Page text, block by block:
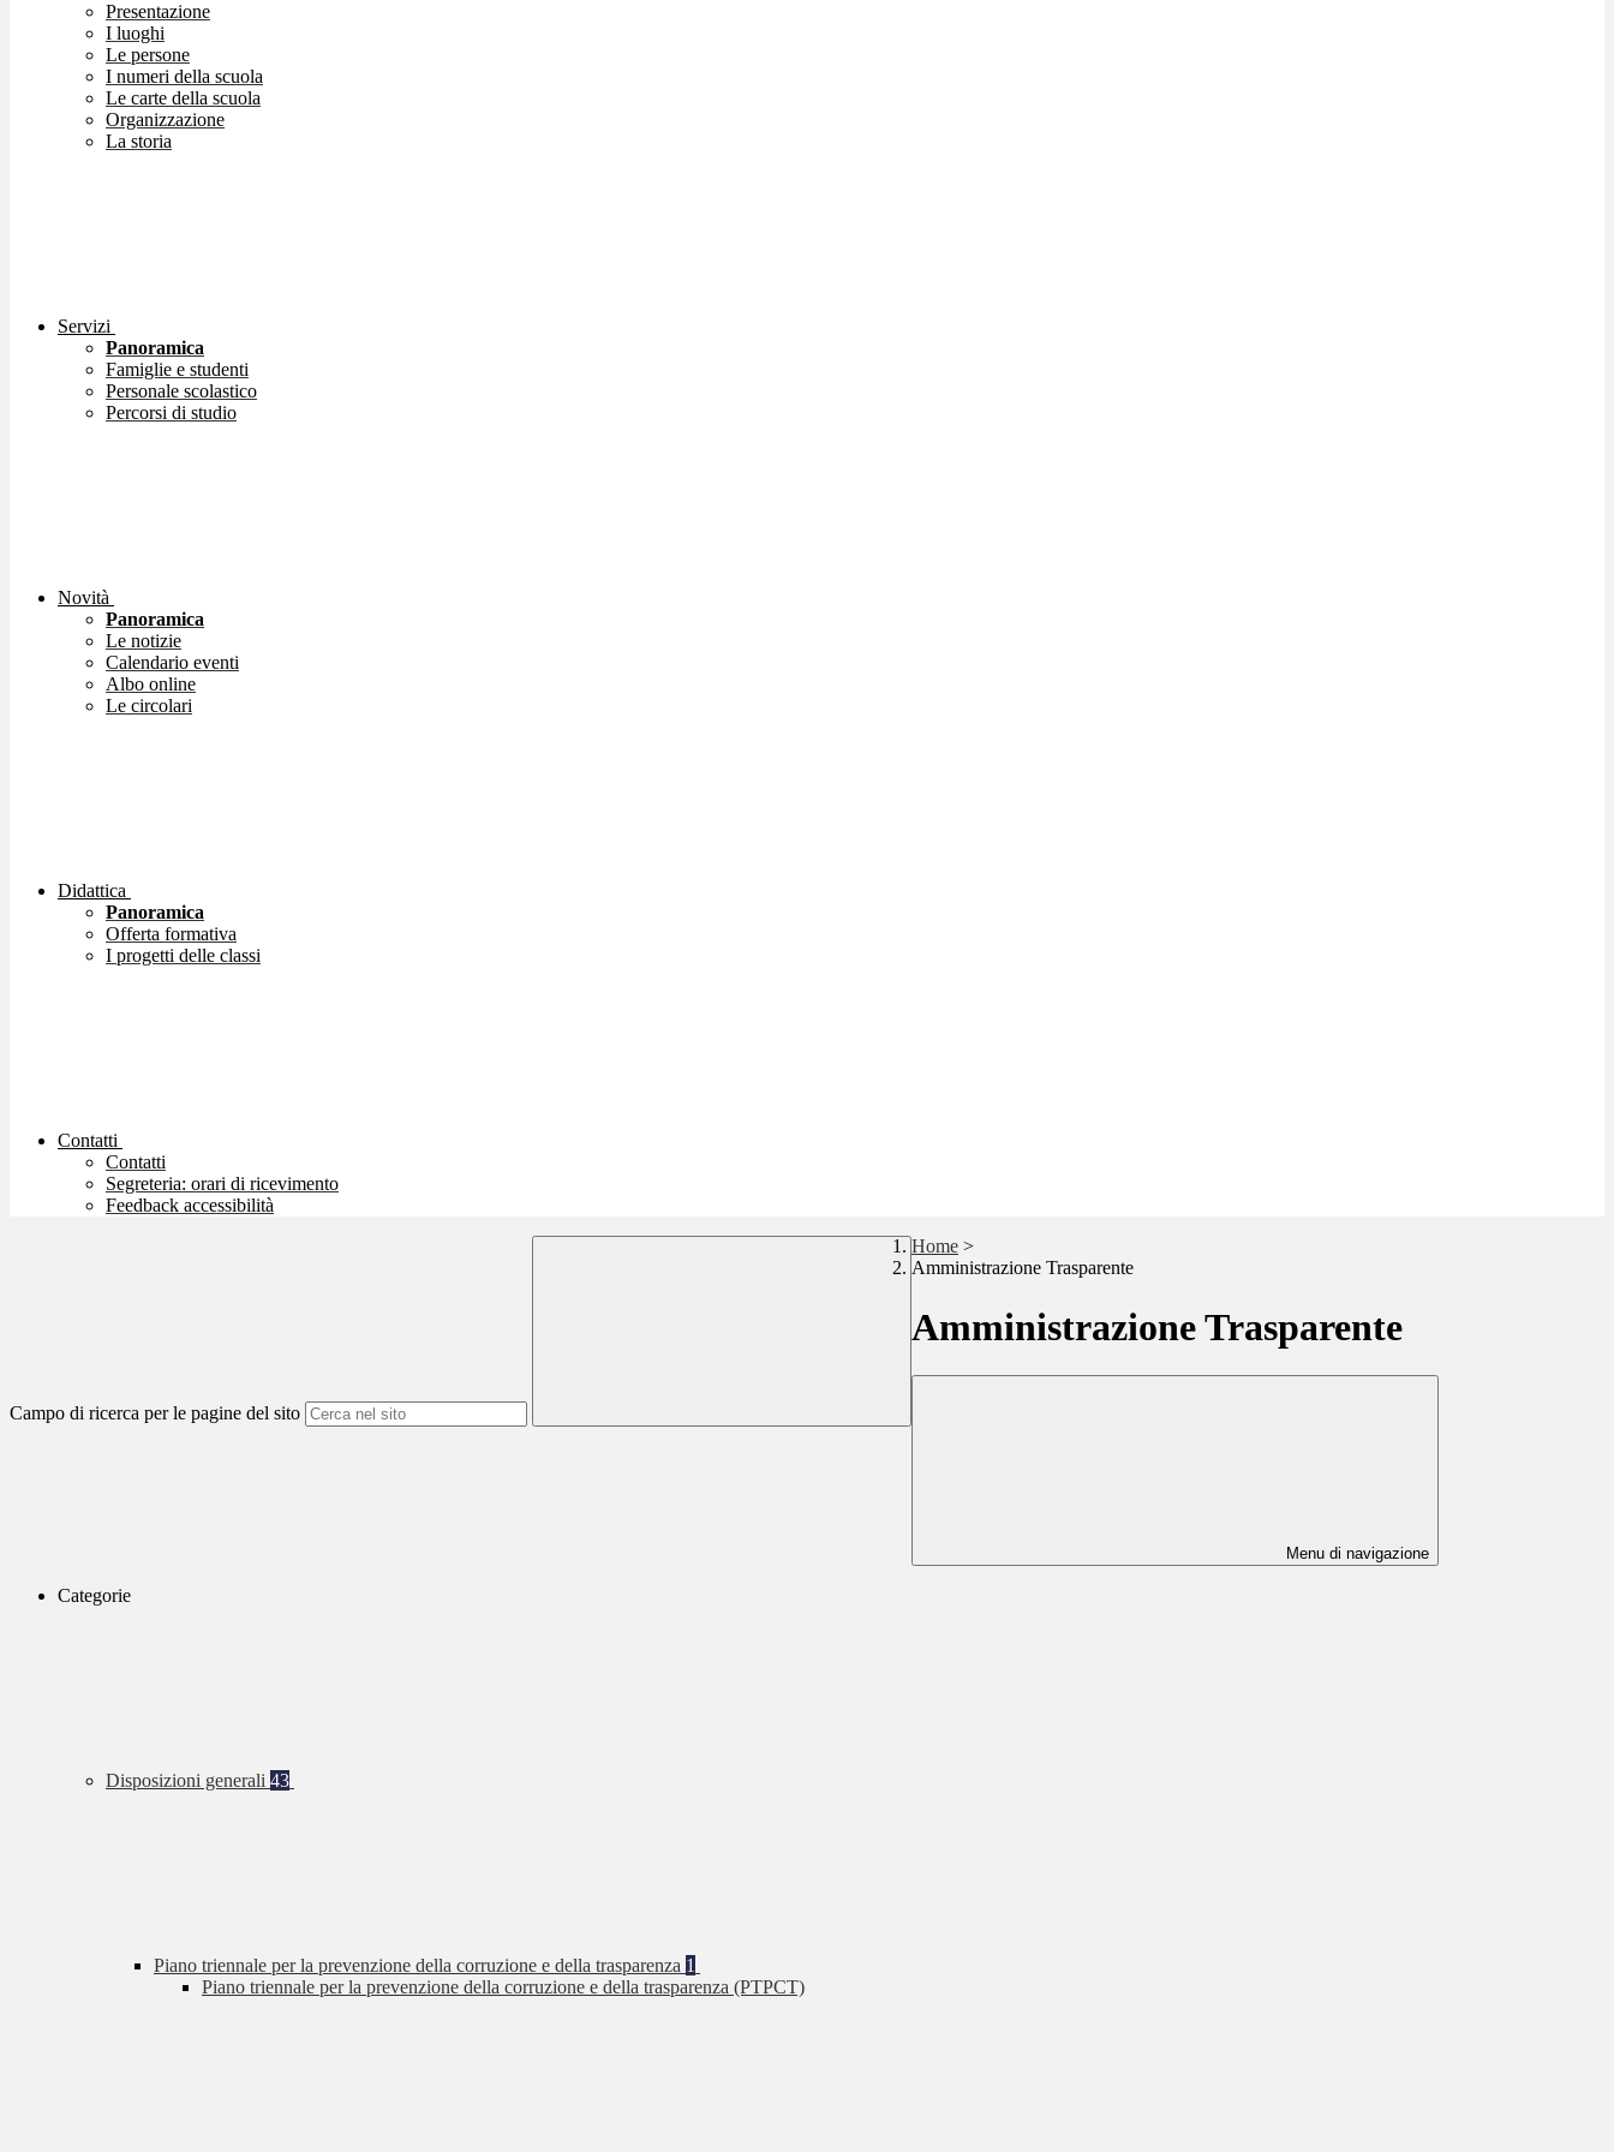
Presentazione
I luoghi
Le persone
I numeri della scuola
Le carte della scuola
Organizzazione
La storia
Servizi
Panoramica
Famiglie e studenti
Personale scolastico
Percorsi di studio
Novità
Panoramica
Le notizie
Calendario eventi
Albo online
Le circolari
Didattica
Panoramica
Offerta formativa
I progetti delle classi
Contatti
Contatti
Segreteria: orari di ricevimento
Feedback accessibilità
Campo di ricerca per le pagine del sito
Home >
Amministrazione Trasparente
Amministrazione Trasparente
Menu di navigazione
Categorie
Disposizioni generali 43
Piano triennale per la prevenzione della corruzione e della trasparenza 1
Piano triennale per la prevenzione della corruzione e della trasparenza (PTPCT)